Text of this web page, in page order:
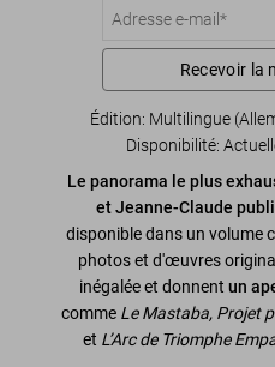
Recevoir la
Édition: Multilingue
Disponibilité:
Le panorama le plus
et Jeanne-Claude
disponible dans un volume
photos et d'œuvres
inégalée et donnent un
comme Le Mastaba, Projet
et L’Arc de Triomphe